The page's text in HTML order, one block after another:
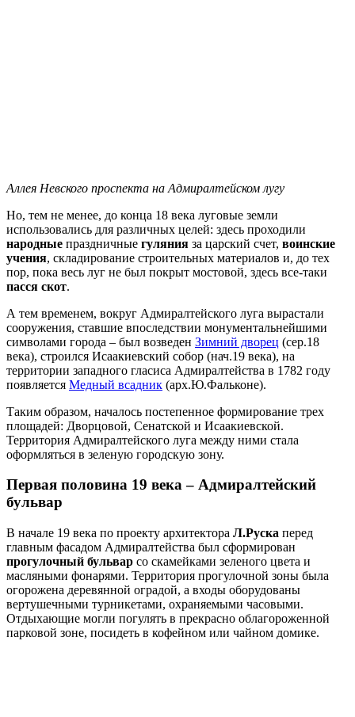
Аллея Невского проспекта на Адмиралтейском лугу
Но, тем не менее, до конца 18 века луговые земли
использовались для различных целей: здесь проходили
народные праздничные гуляния за царский счет, воинские
учения, складирование строительных материалов и, до тех
пор, пока весь луг не был покрыт мостовой, здесь все-таки
пасся скот.
А тем временем, вокруг Адмиралтейского луга вырастали
сооружения, ставшие впоследствии монументальнейшими
символами города – был возведен Зимний дворец (сер.18
века), строился Исаакиевский собор (нач.19 века), на
территории западного гласиса Адмиралтейства в 1782 году
появляется Медный всадник (арх.Ю.Фальконе).
Таким образом, началось постепенное формирование трех
площадей: Дворцовой, Сенатской и Исаакиевской.
Территория Адмиралтейского луга между ними стала
оформляться в зеленую городскую зону.
Первая половина 19 века – Адмиралтейский
бульвар
В начале 19 века по проекту архитектора Л.Руска перед
главным фасадом Адмиралтейства был сформирован
прогулочный бульвар со скамейками зеленого цвета и
масляными фонарями. Территория прогулочной зоны была
огорожена деревянной оградой, а входы оборудованы
вертушечными турникетами, охраняемыми часовыми.
Отдыхающие могли погулять в прекрасно облагороженной
парковой зоне, посидеть в кофейном или чайном домике.